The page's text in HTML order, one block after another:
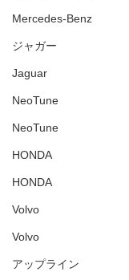
Mercedes-Benz
ジャガー
Jaguar
NeoTune
NeoTune
HONDA
HONDA
Volvo
Volvo
アップライン